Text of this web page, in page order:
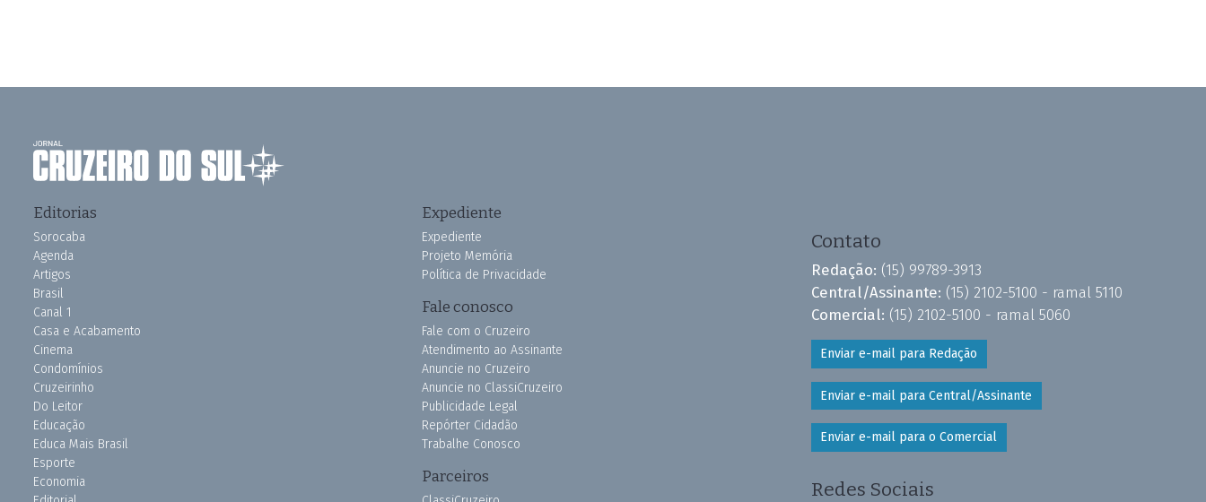
Editorias
Sorocaba
Agenda
Artigos
Brasil
Canal 1
Casa e Acabamento
Cinema
Condomínios
Cruzeirinho
Do Leitor
Educação
Educa Mais Brasil
Esporte
Economia
Expediente
Expediente
Projeto Memória
Política de Privacidade
Fale conosco
Fale com o Cruzeiro
Atendimento ao Assinante
Anuncie no Cruzeiro
Anuncie no ClassiCruzeiro
Publicidade Legal
Repórter Cidadão
Trabalhe Conosco
Parceiros
Contato
Redação: (15) 99789-3913
Central/Assinante: (15) 2102-5100 - ramal 5110
Comercial: (15) 2102-5100 - ramal 5060
Enviar e-mail para Redação
Enviar e-mail para Central/Assinante
Enviar e-mail para o Comercial
Redes Sociais